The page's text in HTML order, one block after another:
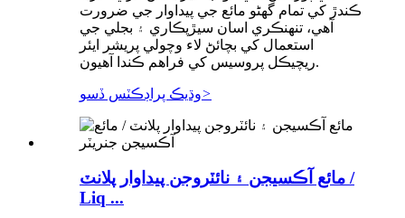
ڪندڙ کي تمام گهڻو مائع جي پيداوار جي ضرورت
آهي، تنهنڪري اسان سيڙپڪاري ۽ بجلي جي
استعمال کي بچائڻ لاء وچولي پريشر ايئر
ريچيڪل پروسيس کي فراهم ڪندا آهيون.
وڌيڪ پراڊڪٽس ڏسو>
مائع آڪسيجن ۽ نائٽروجن پيداوار پلانٽ /
Liq ...